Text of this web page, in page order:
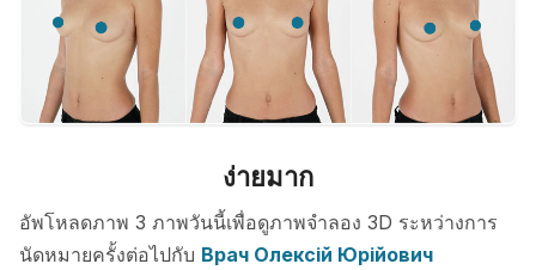
ง่ายมาก
อัพโหลดภาพ 3 ภาพวันนี้เพื่อดูภาพจำลอง 3D ระหว่างการ
นัดหมายครั้งต่อไปกับ Врач Олексій Юрійович